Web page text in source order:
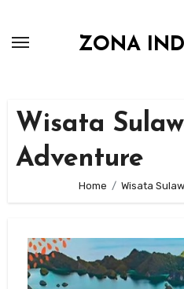
ZONA
Wisata
Adventure
Home Wisata